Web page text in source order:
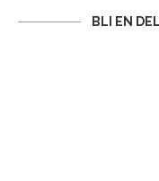
BLI EN